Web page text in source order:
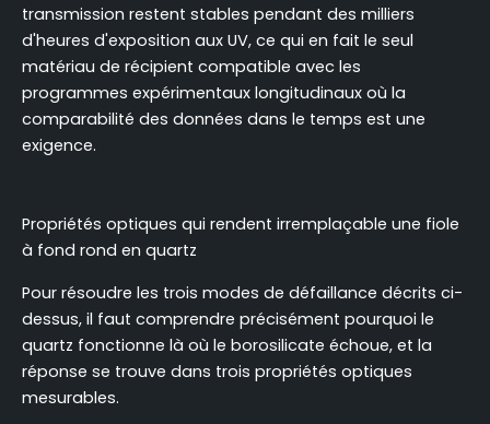
transmission restent stables pendant des milliers
d'heures d'exposition aux UV, ce qui en fait le seul
matériau de récipient compatible avec les
programmes expérimentaux longitudinaux où la
comparabilité des données dans le temps est une
exigence.
Propriétés optiques qui rendent irremplaçable une fiole
à fond rond en quartz
Pour résoudre les trois modes de défaillance décrits ci-
dessus, il faut comprendre précisément pourquoi le
quartz fonctionne là où le borosilicate échoue, et la
réponse se trouve dans trois propriétés optiques
mesurables.